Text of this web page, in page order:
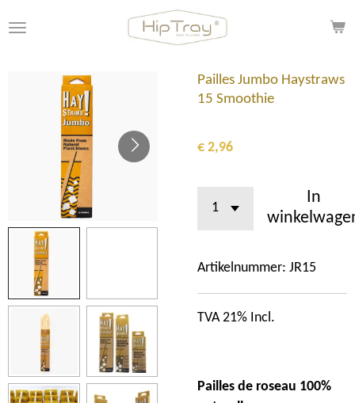
direct
hoofdinhoud
Pailles Jumbo Haystraws
15 Smoothie
€ 2,96
In
Artikelnummer: JR15
TVA 21% Incl.
Pailles de roseau 100%